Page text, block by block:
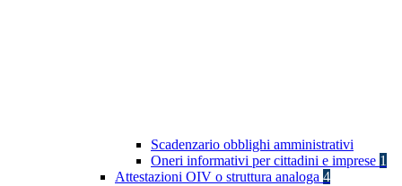
Scadenzario obblighi amministrativi
Oneri informativi per cittadini e imprese 1
Attestazioni OIV o struttura analoga 4